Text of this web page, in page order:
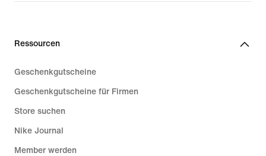
Ressourcen
Geschenkgutscheine
Geschenkgutscheine für Firmen
Store suchen
Nike Journal
Member werden